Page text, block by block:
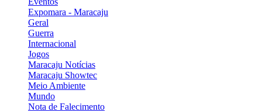
Expomara - Maracaju
Geral
Guerra
Internacional
Jogos
Maracaju Notícias
Maracaju Showtec
Meio Ambiente
Mundo
Nota de Falecimento